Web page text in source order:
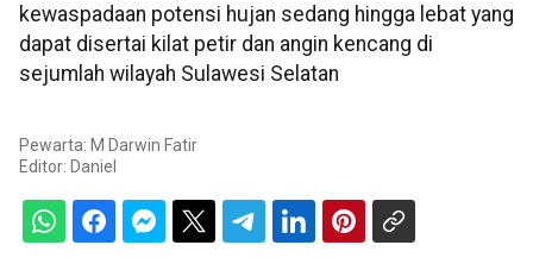
kewaspadaan potensi hujan sedang hingga lebat yang
dapat disertai kilat petir dan angin kencang di
sejumlah wilayah Sulawesi Selatan
Pewarta: M Darwin Fatir
Editor: Daniel